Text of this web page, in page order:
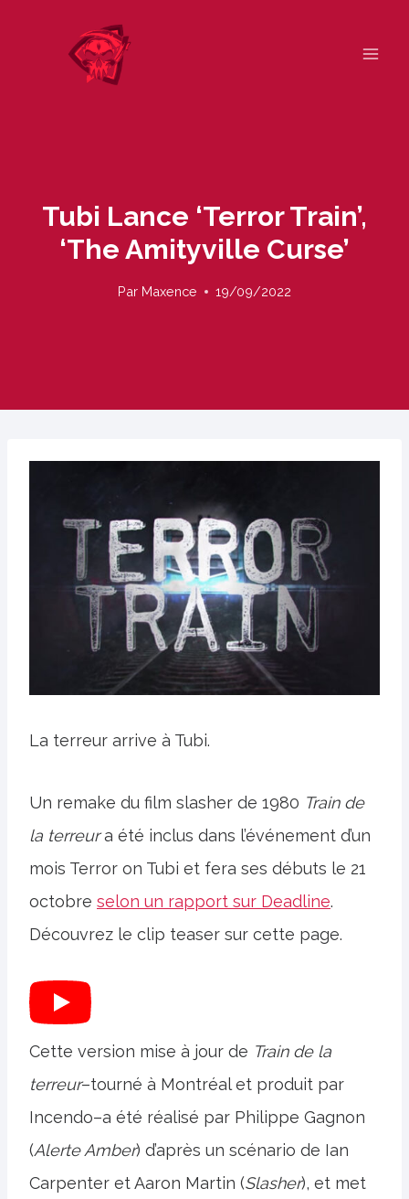
Tubi Lance ‘Terror Train’,
‘The Amityville Curse’
Par Maxence 19/09/2022
La terreur arrive à Tubi.
Un remake du film slasher de 1980 Train de
la terreura été inclus dans l’événement d’un
mois Terror on Tubi et fera ses débuts le 21
octobre selon un rapport sur Deadline.
Découvrez le clip teaser sur cette page.
Cette version mise à jour de Train de la
terreur–tourné à Montréal et produit par
Incendo–a été réalisé par Philippe Gagnon
(Alerte Amber) d’après un scénario de Ian
Carpenter et Aaron Martin (Slasher), et met